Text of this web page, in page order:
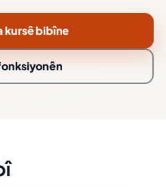
kursê bibîne